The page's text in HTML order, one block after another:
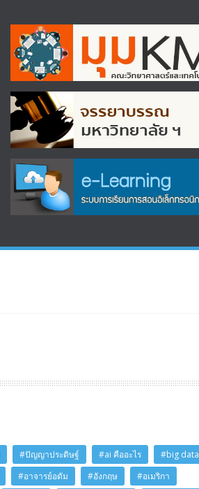
#ปัญญาประดิษฐ์ #ai คืออะไร
#big data
#อาจารย์อดัม #อังกฤษ #อเมริกา